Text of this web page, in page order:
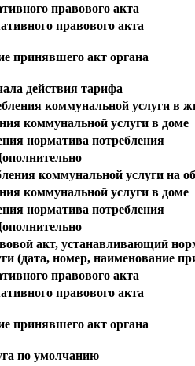
правового акта
правового акта
принявшего акт органа
действия тарифа
коммунальной услуги в
коммунальной услуги в доме
норматива потребления
коммунальной услуги на
коммунальной услуги в доме
норматива потребления
акт, устанавливающий
(дата, номер, наименование
правового акта
правового акта
принявшего акт органа
по умолчанию